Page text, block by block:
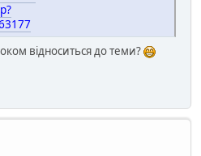
відноситься до теми?